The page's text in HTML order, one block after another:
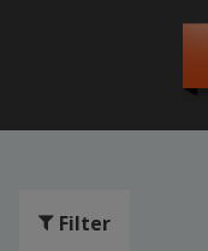
Filter